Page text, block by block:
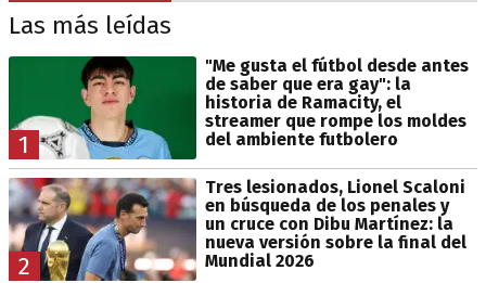
Las más leídas
1
"Me gusta el fútbol desde antes
de saber que era gay": la
historia de Ramacity, el
streamer que rompe los moldes
del ambiente futbolero
2
Tres lesionados, Lionel Scaloni
en búsqueda de los penales y
un cruce con Dibu Martínez: la
nueva versión sobre la final del
Mundial 2026